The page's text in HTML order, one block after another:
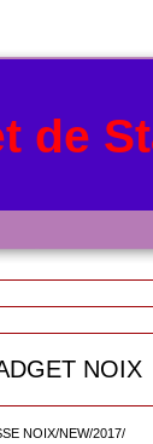
de
NOIX/NEW/2017/